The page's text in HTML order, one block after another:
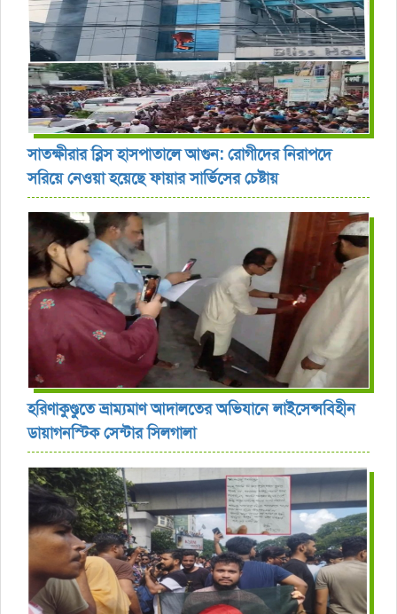
সাতক্ষীরার ব্লিস হাসপাতালে আগুন: রোগীদের নিরাপদে
সরিয়ে নেওয়া হয়েছে ফায়ার সার্ভিসের চেষ্টায়
হরিণাকুণ্ডুতে ভ্রাম্যমাণ আদালতের অভিযানে লাইসেন্সবিহীন
ডায়াগনস্টিক সেন্টার সিলগালা